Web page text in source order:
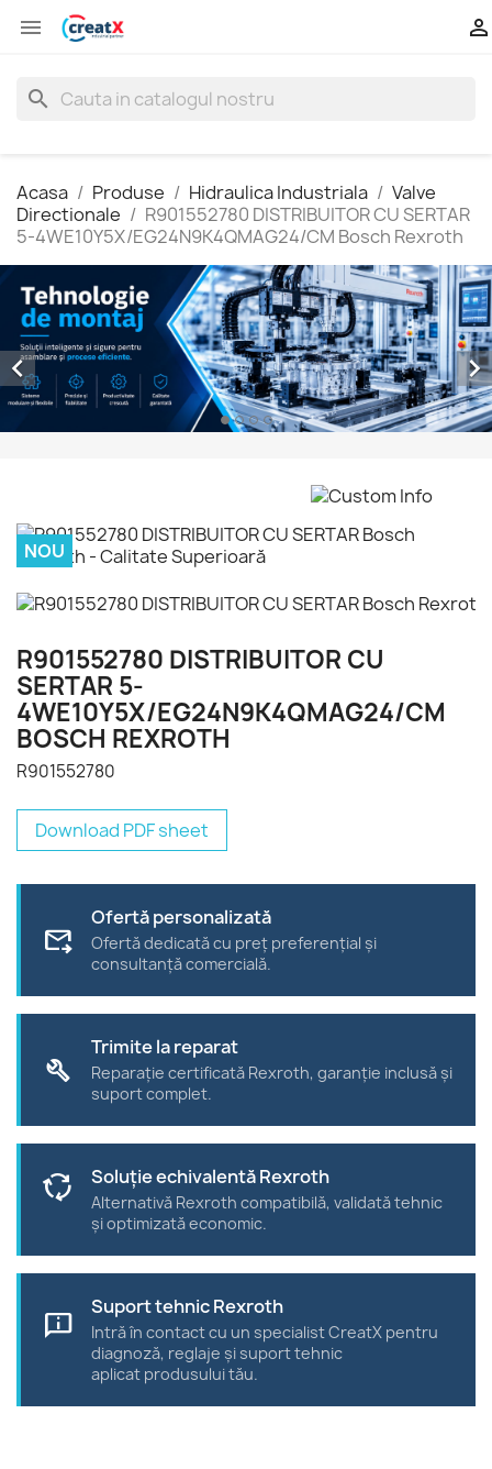
 
search
Acasa Produse Hidraulica Industriala
Valve
Directionale
R901552780 DISTRIBUITOR CU SERTAR
5-4WE10Y5X/EG24N9K4QMAG24/CM Bosch Rexroth
 
NOU
R901552780 DISTRIBUITOR CU
SERTAR 5-
4WE10Y5X/EG24N9K4QMAG24/CM
BOSCH REXROTH
R901552780
Download PDF sheet
forward_to_inbox
Ofertă personalizată
Ofertă dedicată cu preț preferențial și
consultanță comercială.
build
Trimite la reparat
Reparație certificată Rexroth, garanție inclusă și
suport complet.
cycle Soluție echivalentă Rexroth
Alternativă Rexroth compatibilă, validată tehnic
și optimizată economic.
chat_info
Suport tehnic Rexroth
Intră în contact cu un specialist CreatX pentru
diagnoză, reglaje și suport tehnic
aplicat produsului tău.